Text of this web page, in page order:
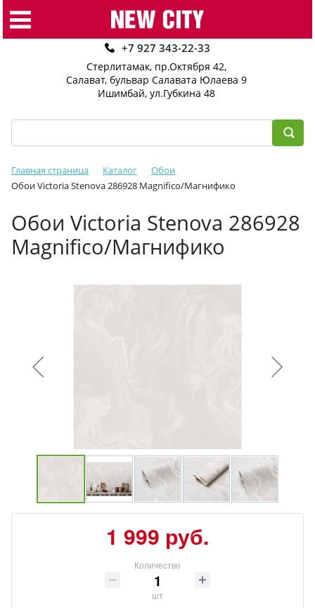
+7 927 343-22-33
Стерлитамак, пр.Октября 42,
Салават, бульвар Салавата Юлаева 9
Ишимбай, ул.Губкина 48
Главная страница Каталог
Обои
Обои Victoria Stenova 286928 Magnifico/Магнифико
Обои Victoria Stenova 286928
Magnifico/Магнифико
1 999 руб.
Количество
шт